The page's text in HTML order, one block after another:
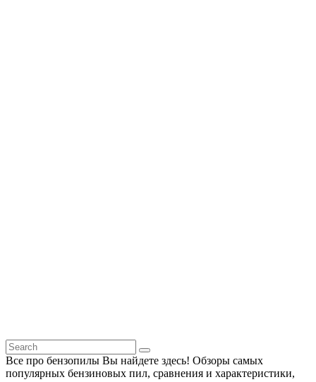
Все про бензопилы Вы найдете здесь! Обзоры самых
популярных бензиновых пил, сравнения и характеристики,